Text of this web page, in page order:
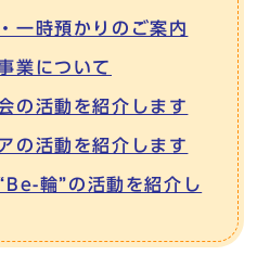
一時預かりのご案内
業について
の活動を紹介します
の活動を紹介します
輪”の活動を紹介し